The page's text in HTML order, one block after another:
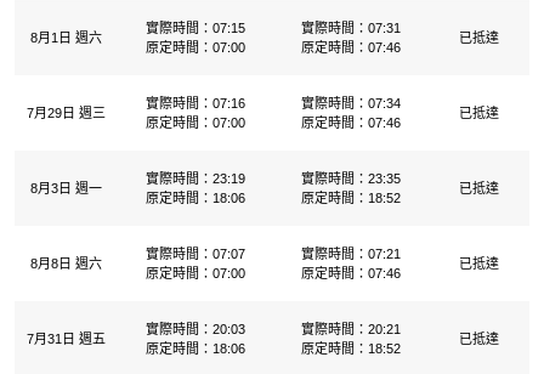
8月1日 週六
實際時間：07:15
原定時間：07:00
實際時間：07:31
原定時間：07:46
已抵達
7月29日 週三
實際時間：07:16
原定時間：07:00
實際時間：07:34
原定時間：07:46
已抵達
8月3日 週一
實際時間：23:19
原定時間：18:06
實際時間：23:35
原定時間：18:52
已抵達
8月8日 週六
實際時間：07:07
原定時間：07:00
實際時間：07:21
原定時間：07:46
已抵達
7月31日 週五
實際時間：20:03
原定時間：18:06
實際時間：20:21
原定時間：18:52
已抵達